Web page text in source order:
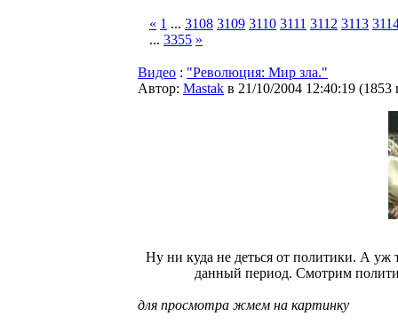
« 1 ... 3108 3109 3110 3111 3112 3113
... 3355 »
Видео : "Революция: Мир зла."
Автор: Мastak в 21/10/2004 12:40:19 (1853
Ну ни куда не деться от политики. А уж
данный период. Смотрим
для просмотра жмем на картинку